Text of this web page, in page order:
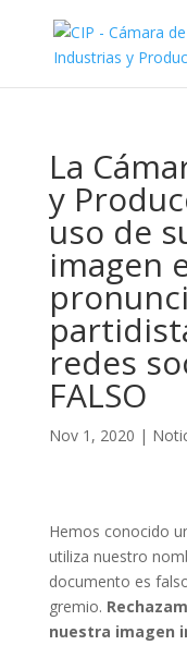
La
y
uso de
imagen
redes
FALSO
Nov 1, 2020 |
Hemos conocido
utiliza nuestro
documento es
gremio.
nuestra imagen